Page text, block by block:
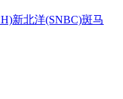
新北洋(SNBC)斑马